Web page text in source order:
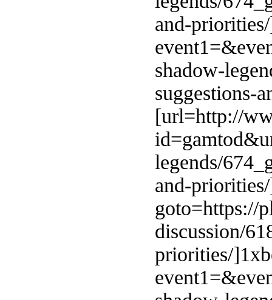
and-
shadow-
suggestions-
[url=http://
legends/
and-
goto=https://
discussion/
priorities/